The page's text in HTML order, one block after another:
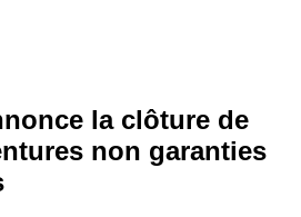
la clôture de
non garanties